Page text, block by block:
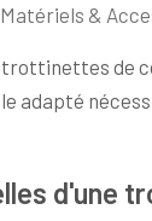
Matériels &
de
adapté
d'une